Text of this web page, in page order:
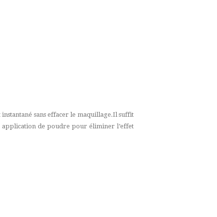
sans effacer le maquillage.Il suffit
application de poudre pour éliminer l’effet